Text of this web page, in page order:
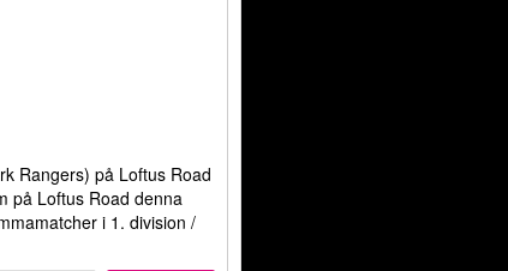
Rangers) på Loftus Road
på Loftus Road denna
i 1. division /